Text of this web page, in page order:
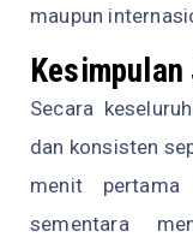
maupun
Secara
dan konsisten
menit pertama
sementara